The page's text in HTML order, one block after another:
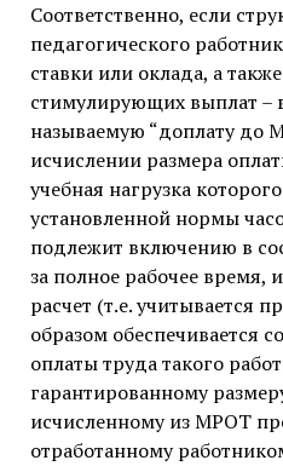
Соответственно, если
педагогического
ставки или оклада, а
стимулирующих выплат –
называемую “доплату до
исчислении размера
учебная нагрузка
установленной нормы
подлежит включению в
за полное рабочее время,
расчет (т.е. учитывается
образом обеспечивается
оплаты труда такого
гарантированному
исчисленному из МРОТ
отработанному